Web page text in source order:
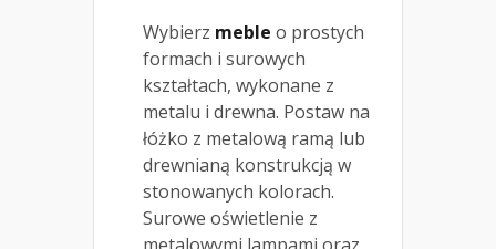
Wybierz meble o prostych
formach i surowych
kształtach, wykonane z
metalu i drewna. Postaw na
łóżko z metalową ramą lub
drewnianą konstrukcją w
stonowanych kolorach.
Surowe oświetlenie z